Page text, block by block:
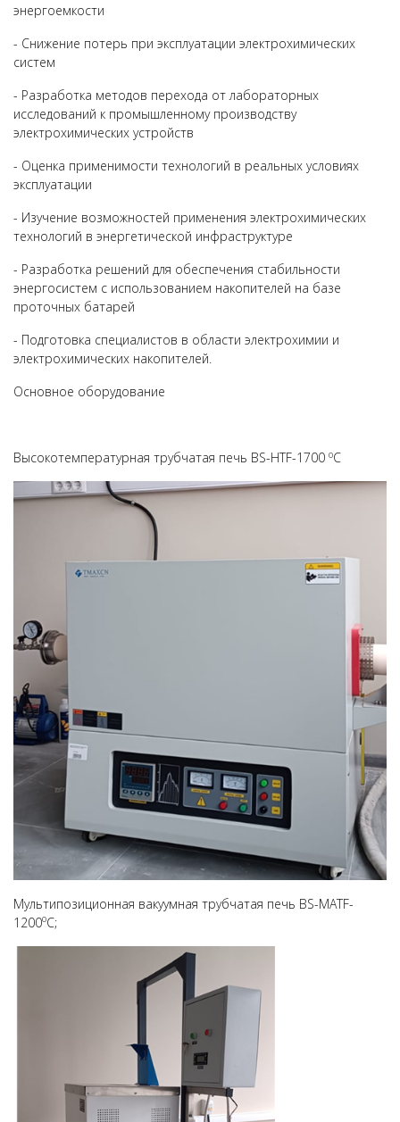
энергоемкости
- Снижение потерь при эксплуатации электрохимических
систем
- Разработка методов перехода от лабораторных
исследований к промышленному производству
электрохимических устройств
- Оценка применимости технологий в реальных условиях
эксплуатации
- Изучение возможностей применения электрохимических
технологий в энергетической инфраструктуре
- Разработка решений для обеспечения стабильности
энергосистем с использованием накопителей на базе
проточных батарей
- Подготовка специалистов в области электрохимии и
электрохимических накопителей.
Основное оборудование
Высокотемпературная трубчатая печь BS-HTF-1700 оC
Мультипозиционная вакуумная трубчатая печь BS-MATF-
1200оC;